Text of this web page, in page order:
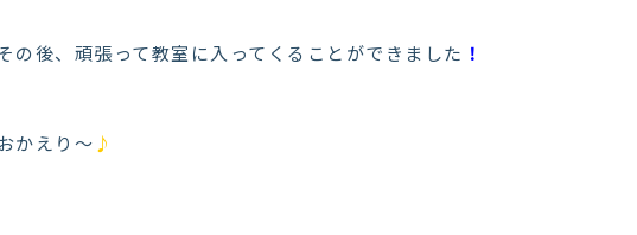
の後、頑張って教室に入ってくることができました ！
おかえり～♪